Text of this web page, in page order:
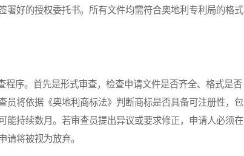
署好的授权委托书。所有文件均需符合奥地利专利局的格式
序。首先是形式审查，检查申请文件是否齐全、格式是否
员将依据《奥地利商标法》判断商标是否具备可注册性，包
能持续数月。若审查员提出异议或要求修正，申请人必须在
请将被视为放弃。